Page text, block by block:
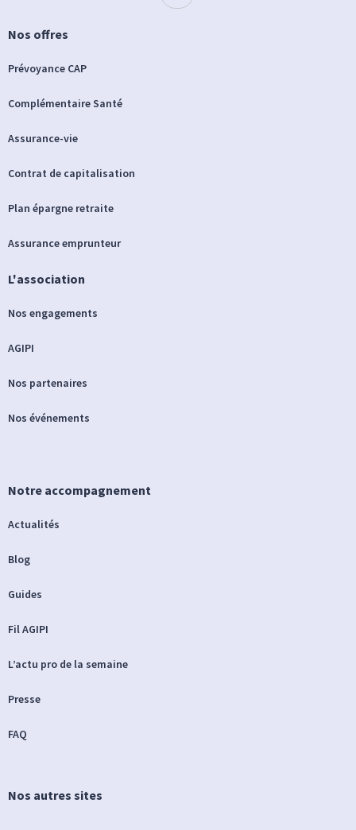
Nos offres
Prévoyance CAP
Complémentaire Santé
Assurance-vie
Contrat de capitalisation
Plan épargne retraite
Assurance emprunteur
L'association
Nos engagements
AGIPI
Nos partenaires
Nos événements
Notre accompagnement
Actualités
Blog
Guides
Fil AGIPI
L’actu pro de la semaine
Presse
FAQ
Nos autres sites